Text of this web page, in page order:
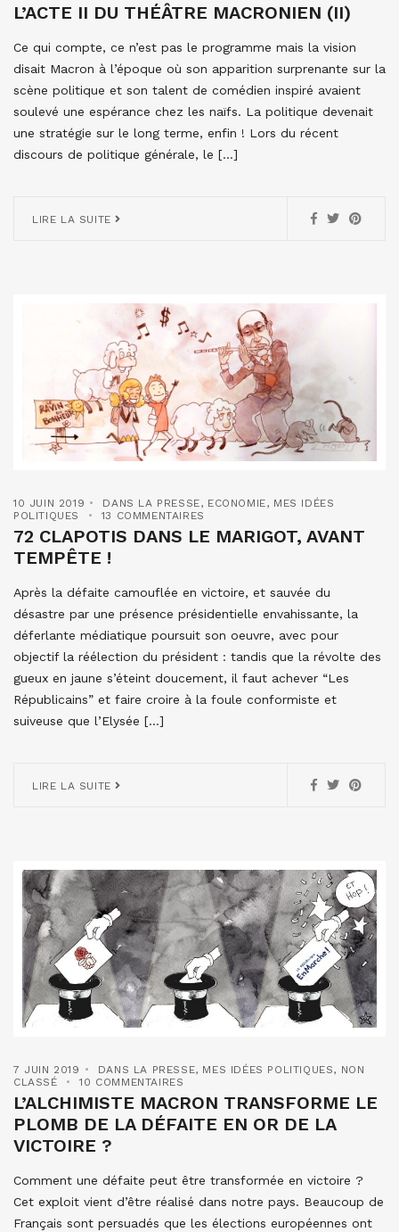
L’ACTE II DU THÉÂTRE MACRONIEN (II)
Ce qui compte, ce n’est pas le programme mais la vision
disait Macron à l’époque où son apparition surprenante sur la
scène politique et son talent de comédien inspiré avaient
soulevé une espérance chez les naïfs. La politique devenait
une stratégie sur le long terme, enfin ! Lors du récent
discours de politique générale, le […]
LIRE LA SUITE
10 JUIN 2019 DANS LA PRESSE, ECONOMIE, MES IDÉES
POLITIQUES
13 COMMENTAIRES
72 CLAPOTIS DANS LE MARIGOT, AVANT
TEMPÊTE !
Après la défaite camouflée en victoire, et sauvée du
désastre par une présence présidentielle envahissante, la
déferlante médiatique poursuit son oeuvre, avec pour
objectif la réélection du président : tandis que la révolte des
gueux en jaune s’éteint doucement, il faut achever “Les
Républicains” et faire croire à la foule conformiste et
suiveuse que l’Elysée […]
LIRE LA SUITE
7 JUIN 2019 DANS LA PRESSE, MES IDÉES POLITIQUES, NON
CLASSÉ
10 COMMENTAIRES
L’ALCHIMISTE MACRON TRANSFORME LE
PLOMB DE LA DÉFAITE EN OR DE LA
VICTOIRE ?
Comment une défaite peut être transformée en victoire ?
Cet exploit vient d’être réalisé dans notre pays. Beaucoup de
Français sont persuadés que les élections européennes ont